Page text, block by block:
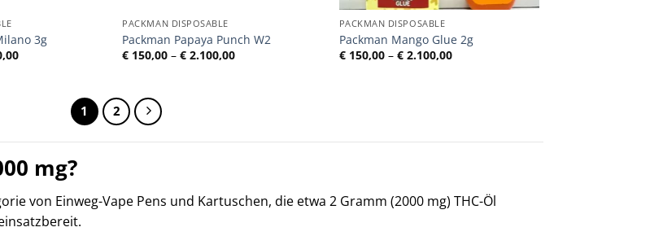
3g
Preisspanne:
PACKMAN DISPOSABLE
Packman Papaya Punch W2
€ 150,00 –€ 2.100,00Preisspanne:
PACKMAN DISPOSABLE
Packman Mango Glue 2g
€150,00 – €2.100,00Preisspanne:
1 2
mg?
von Einweg-Vape Pens und Kartuschen, die etwa 2 Gramm (2000 mg) THC-Öl